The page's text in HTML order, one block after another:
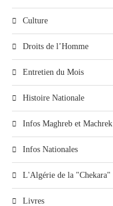
Culture
Droits de l’Homme
Entretien du Mois
Histoire Nationale
Infos Maghreb et Machrek
Infos Nationales
L'Algérie de la "Chekara"
Livres